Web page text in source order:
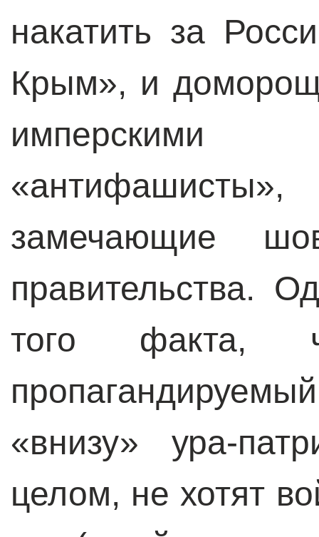
накатить за
Крым», и
замечающие
правительства.
того факта,
«внизу» ура-
целом, не хотят